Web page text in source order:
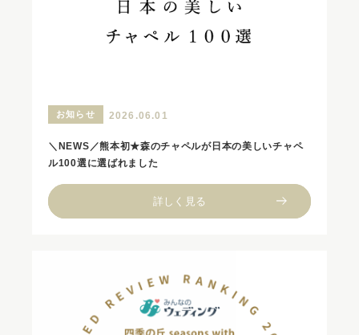
お知らせ 2026.06.01
＼NEWS／熊本初★森のチャペルが日本の美しいチャペ
ル100選に選ばれました
詳しく見る